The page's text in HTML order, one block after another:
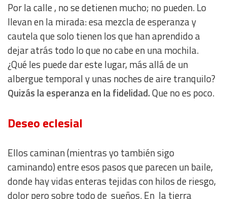
Por la calle , no se detienen mucho; no pueden. Lo
llevan en la mirada: esa mezcla de esperanza y
cautela que solo tienen los que han aprendido a
dejar atrás todo lo que no cabe en una mochila.
¿Qué les puede dar este lugar, más allá de un
albergue temporal y unas noches de aire tranquilo?
Quizás la esperanza en la fidelidad.Que no es poco.
Deseo eclesial
Ellos caminan (mientras yo también sigo
caminando) entre esos pasos que parecen un baile,
donde hay vidas enteras tejidas con hilos de riesgo,
dolor pero sobre todo de sueños. En la tierra
Develop and improve services
Use limited data to select content
IAB Special Features:
Use precise geolocation data
Essential
Analytical